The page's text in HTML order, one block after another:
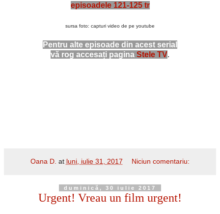
episoadele 121-125 tr
sursa foto: capturi video de pe youtube
Pentru alte episoade din acest serial
vă rog accesați pagina Stele TV.
Oana D. at luni, iulie 31, 2017 Niciun comentariu:
duminică, 30 iulie 2017
Urgent! Vreau un film urgent!